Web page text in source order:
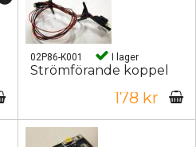
02P86-K001 I lager
Strömförande koppel
178 kr